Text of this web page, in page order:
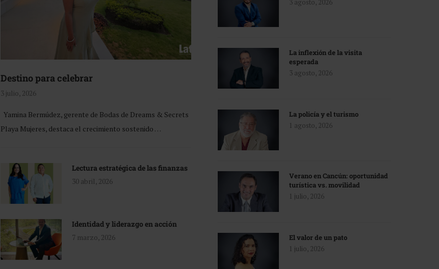
Destino para celebrar
3 julio, 2026
Yamina Bermúdez, gerente de Bodas de Dreams & Secrets
Playa Mujeres, destaca el crecimiento sostenido …
Lectura estratégica de las finanzas
30 abril, 2026
Identidad y liderazgo en acción
7 marzo, 2026
3 agosto, 2026
La inflexión de la visita
esperada
3 agosto, 2026
La policía y el turismo
1 agosto, 2026
Verano en Cancún: oportunidad
turística vs. movilidad
1 julio, 2026
El valor de un pato
1 julio, 2026